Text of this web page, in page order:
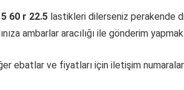
60 r 22.5 lastikleri dilerseniz perakende
ambarlar aracılığı ile gönderim
ebatlar ve fiyatları için iletişim